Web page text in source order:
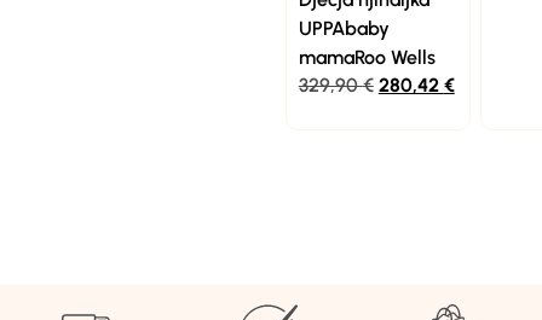
UPPAbaby
mamaRoo Wells
329,90€ 280,42 €